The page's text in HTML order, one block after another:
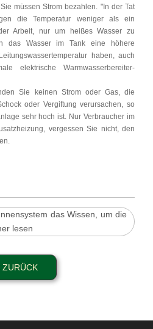
müssen Strom bezahlen. "In der Tat
die Temperatur weniger als ein
Arbeit, nur um heißes Wasser zu
das Wasser im Tank eine höhere
haben, auch
elektrische Warmwasserbereiter-
Sie keinen Strom oder Gas, die
oder Vergiftung verursachen, so
sehr hoch ist. Nur Verbraucher im
vergessen Sie nicht, den
das Wissen, um die
lesen
ZURÜCK